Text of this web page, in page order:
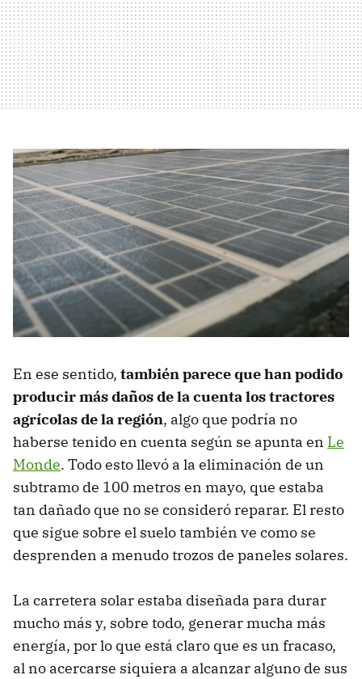
En ese sentido, también parece que han podido
producir más daños de la cuenta los tractores
agrícolas de la región, algo que podría no
haberse tenido en cuenta según se apunta en Le
Monde. Todo esto llevó a la eliminación de un
subtramo de 100 metros en mayo, que estaba
tan dañado que no se consideró reparar. El resto
que sigue sobre el suelo también ve como se
desprenden a menudo trozos de paneles solares.
La carretera solar estaba diseñada para durar
mucho más y, sobre todo, generar mucha más
energía, por lo que está claro que es un fracaso,
al no acercarse siquiera a alcanzar alguno de sus